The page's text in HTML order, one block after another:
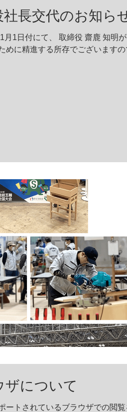
長交代のお知ら
月1日付にて、 取締役 齋鹿 知明
めに精進する所存でございます
ザについて
ートされているブラウザでの閲